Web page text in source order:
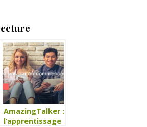
AmazingTalker :
l’apprentissage